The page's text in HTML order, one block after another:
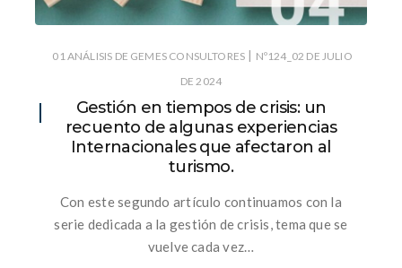
01 ANÁLISIS DE GEMES CONSULTORES | Nº124_02 DE JULIO
DE 2024
Gestión en tiempos de crisis: un
recuento de algunas experiencias
Internacionales que afectaron al
turismo.
Con este segundo artículo continuamos con la
serie dedicada a la gestión de crisis, tema que se
vuelve cada vez…